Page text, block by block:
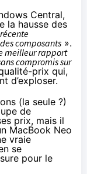
Central,
la hausse des
récente
composants ».
meilleur rapport
compromis sur
prix qui,
d’exploser.
(la seule ?)
de
prix, mais il
MacBook Neo
vraie
se
pour le